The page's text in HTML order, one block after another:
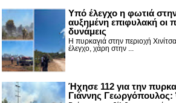
Υπό έλεγχο η φωτιά
αυξημένη επιφυλακή οι
δυνάμεις
Η πυρκαγιά στην περιοχή
έλεγχο, χάρη στην ...
Ήχησε 112 για την
Γιάννης Γεωργόπουλος: